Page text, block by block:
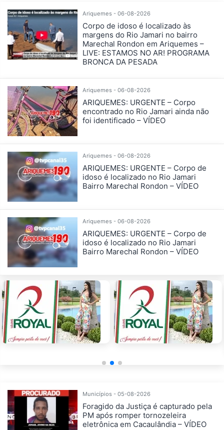
Ariquemes - 06-08-2026
Corpo de idoso é localizado às
margens do Rio Jamari no bairro
Marechal Rondon em Ariquemes –
LIVE: ESTAMOS NO AR! PROGRAMA
BRONCA DA PESADA
Ariquemes - 06-08-2026
ARIQUEMES: URGENTE – Corpo
encontrado no Rio Jamari ainda não
foi identificado – VÍDEO
Ariquemes - 06-08-2026
ARIQUEMES: URGENTE – Corpo de
idoso é localizado no Rio Jamari
Bairro Marechal Rondon – VÍDEO
Ariquemes - 06-08-2026
ARIQUEMES: URGENTE – Corpo de
idoso é localizado no Rio Jamari
Bairro Marechal Rondon – VÍDEO
Municípios - 05-08-2026
Foragido da Justiça é capturado pela
PM após romper tornozeleira
eletrônica em Cacaulândia – VÍDEO